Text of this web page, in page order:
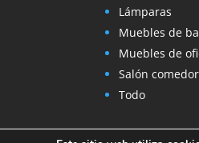
Lámparas
Muebles de
Muebles de
Salón comedor
Todo